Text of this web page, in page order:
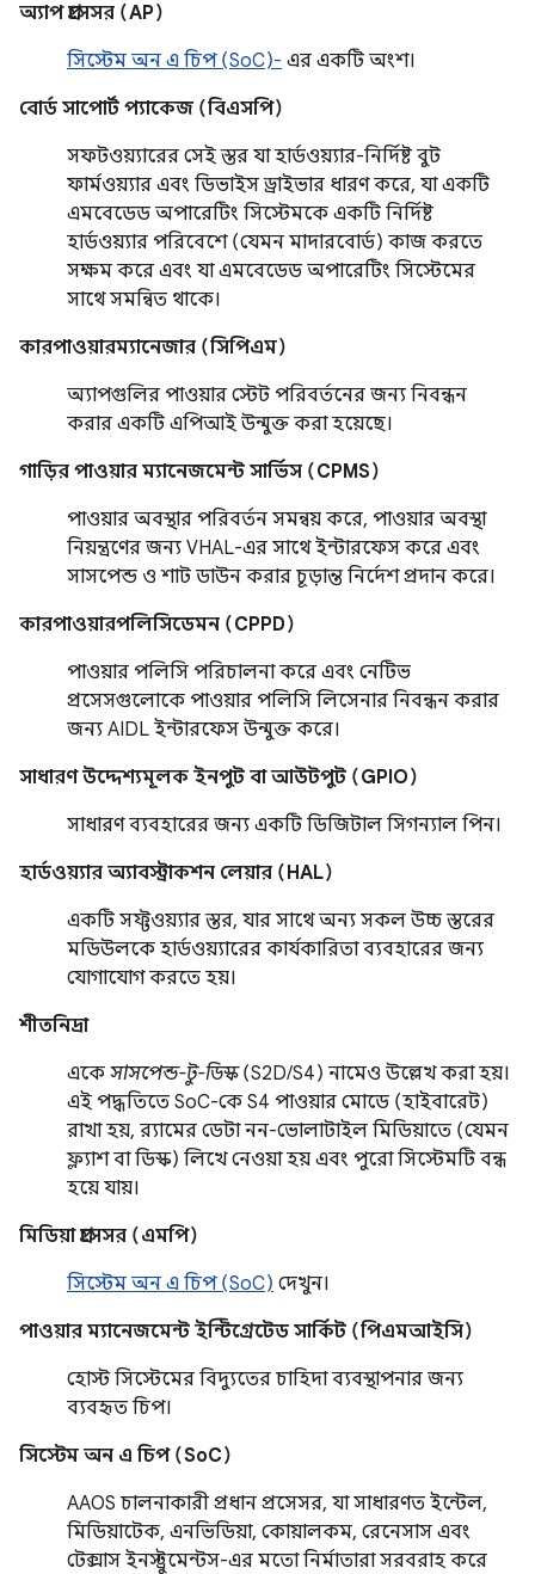
অ্যাপ প্রসেসর (AP)
সিস্টেম অন এ চিপ (SoC)- এর একটি অংশ।
বোর্ড সাপোর্ট প্যাকেজ (বিএসপি)
সফটওয়্যারের সেই স্তর যা হার্ডওয়্যার-নির্দিষ্ট বুট
ফার্মওয়্যার এবং ডিভাইস ড্রাইভার ধারণ করে, যা একটি
এমবেডেড অপারেটিং সিস্টেমকে একটি নির্দিষ্ট
হার্ডওয়্যার পরিবেশে (যেমন মাদারবোর্ড) কাজ করতে
সক্ষম করে এবং যা এমবেডেড অপারেটিং সিস্টেমের
সাথে সমন্বিত থাকে।
কারপাওয়ারম্যানেজার (সিপিএম)
অ্যাপগুলির পাওয়ার স্টেট পরিবর্তনের জন্য নিবন্ধন
করার একটি এপিআই উন্মুক্ত করা হয়েছে।
গাড়ির পাওয়ার ম্যানেজমেন্ট সার্ভিস (CPMS)
পাওয়ার অবস্থার পরিবর্তন সমন্বয় করে, পাওয়ার অবস্থা
নিয়ন্ত্রণের জন্য VHAL-এর সাথে ইন্টারফেস করে এবং
সাসপেন্ড ও শাট ডাউন করার চূড়ান্ত নির্দেশ প্রদান করে।
কারপাওয়ারপলিসিডেমন (CPPD)
পাওয়ার পলিসি পরিচালনা করে এবং নেটিভ
প্রসেসগুলোকে পাওয়ার পলিসি লিসেনার নিবন্ধন করার
জন্য AIDL ইন্টারফেস উন্মুক্ত করে।
সাধারণ উদ্দেশ্যমূলক ইনপুট বা আউটপুট (GPIO)
সাধারণ ব্যবহারের জন্য একটি ডিজিটাল সিগন্যাল পিন।
হার্ডওয়্যার অ্যাবস্ট্রাকশন লেয়ার (HAL)
একটি সফ্টওয়্যার স্তর, যার সাথে অন্য সকল উচ্চ স্তরের
মডিউলকে হার্ডওয়্যারের কার্যকারিতা ব্যবহারের জন্য
যোগাযোগ করতে হয়।
শীতনিদ্রা
একে সাসপেন্ড-টু-ডিস্ক(S2D/S4) নামেও উল্লেখ করা হয়।
এই পদ্ধতিতে SoC-কে S4 পাওয়ার মোডে (হাইবারেট)
রাখা হয়, র‍্যামের ডেটা নন-ভোলাটাইল মিডিয়াতে (যেমন
ফ্ল্যাশ বা ডিস্ক) লিখে নেওয়া হয় এবং পুরো সিস্টেমটি বন্ধ
হয়ে যায়।
মিডিয়া প্রসেসর (এমপি)
সিস্টেম অন এ চিপ (SoC) দেখুন।
পাওয়ার ম্যানেজমেন্ট ইন্টিগ্রেটেড সার্কিট (পিএমআইসি)
হোস্ট সিস্টেমের বিদ্যুতের চাহিদা ব্যবস্থাপনার জন্য
ব্যবহৃত চিপ।
সিস্টেম অন এ চিপ (SoC)
AAOS চালনাকারী প্রধান প্রসেসর, যা সাধারণত ইন্টেল,
মিডিয়াটেক, এনভিডিয়া, কোয়ালকম, রেনেসাস এবং
টেক্সাস ইনস্ট্রুমেন্টস-এর মতো নির্মাতারা সরবরাহ করে